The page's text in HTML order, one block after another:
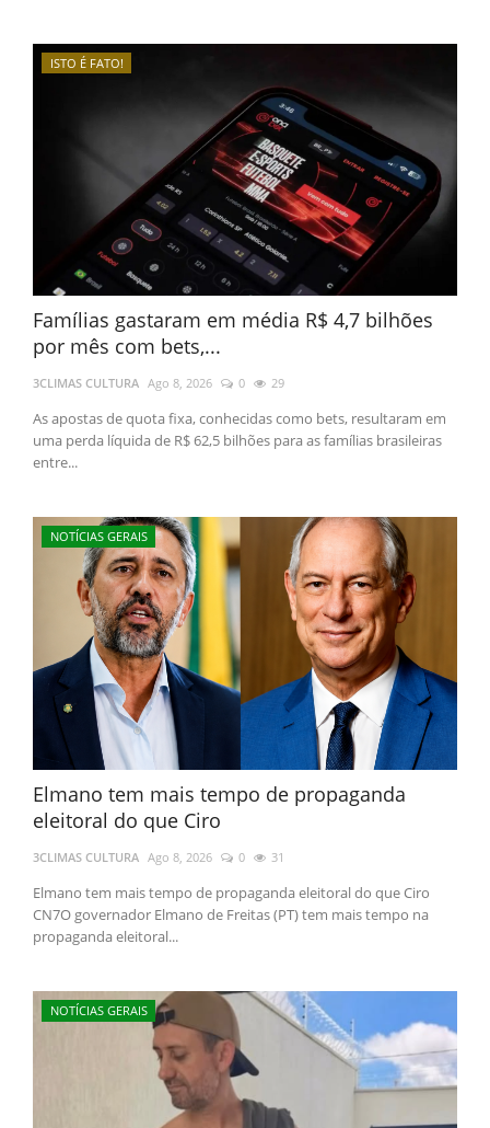
ISTO É FATO!
Famílias gastaram em média R$ 4,7 bilhões
por mês com bets,...
3CLIMAS CULTURA Ago 8, 2026 0 29
As apostas de quota fixa, conhecidas como bets, resultaram em
uma perda líquida de R$ 62,5 bilhões para as famílias brasileiras
entre...
NOTÍCIAS GERAIS
Elmano tem mais tempo de propaganda
eleitoral do que Ciro
3CLIMAS CULTURA Ago 8, 2026 0 31
Elmano tem mais tempo de propaganda eleitoral do que Ciro
CN7O governador Elmano de Freitas (PT) tem mais tempo na
propaganda eleitoral...
NOTÍCIAS GERAIS